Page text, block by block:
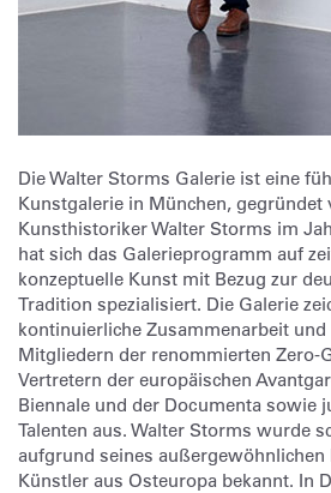
Die Walter Storms Galerie ist eine
Kunstgalerie in München, gegründet
Kunsthistoriker Walter Storms im
hat sich das Galerieprogramm auf
konzeptuelle Kunst mit Bezug zur
Tradition spezialisiert. Die Galerie
kontinuierliche Zusammenarbeit
Mitgliedern der renommierten Zero-
Vertretern der europäischen
Biennale und der Documenta sowie
Talenten aus. Walter Storms wurde
aufgrund seines außergewöhnlichen
Künstler aus Osteuropa bekannt. In